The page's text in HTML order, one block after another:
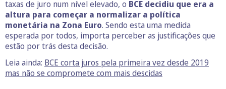
taxas de juro num nível elevado, o BCE decidiu que era a
altura para começar a normalizar a política
monetária na Zona Euro. Sendo esta uma medida
esperada por todos, importa perceber as justificações que
estão por trás desta decisão.
Leia ainda: BCE corta juros pela primeira vez desde 2019
mas não se compromete com mais descidas